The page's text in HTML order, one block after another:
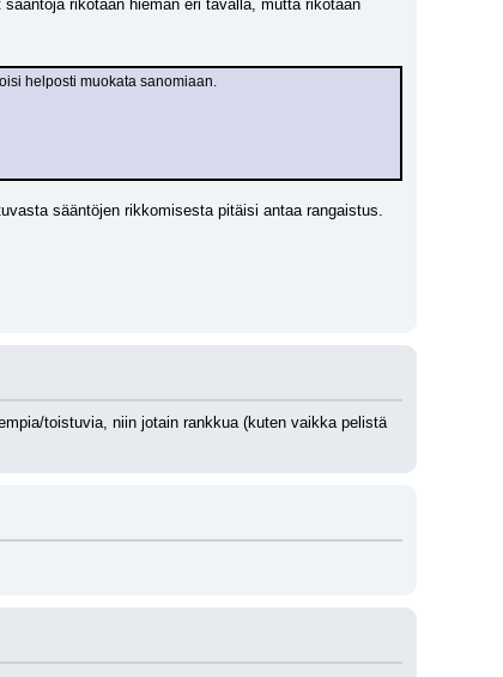
rikotaan hieman eri tavalla, mutta rikotaan
helposti muokata sanomiaan.
sääntöjen rikkomisesta pitäisi antaa rangaistus.
toistuvia, niin jotain rankkua (kuten vaikka pelistä